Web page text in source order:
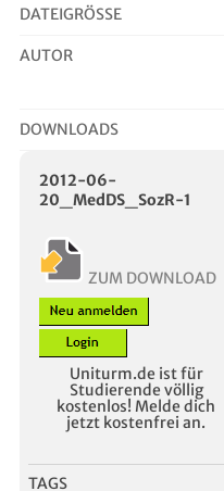
DATEIGRÖSSE
AUTOR
DOWNLOADS
2012-06-
20_MedDS_SozR-1
ZUM DOWNLOAD
Uniturm.de ist für
Studierende völlig
kostenlos! Melde dich
jetzt kostenfrei an.
TAGS